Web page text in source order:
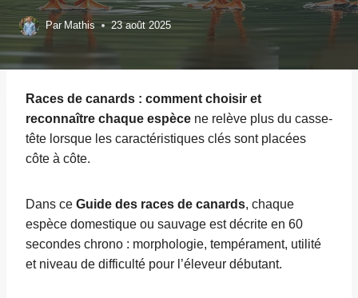
Par Mathis 23 août 2025
Races de canards : comment choisir et
reconnaître chaque espèce ne relève plus du casse-
tête lorsque les caractéristiques clés sont placées
côte à côte.
Dans ce Guide des races de canards, chaque
espèce domestique ou sauvage est décrite en 60
secondes chrono : morphologie, tempérament, utilité
et niveau de difficulté pour l’éleveur débutant.